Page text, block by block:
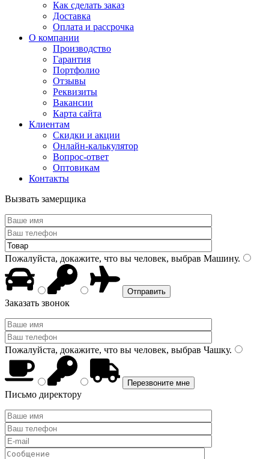
Как сделать заказ
Доставка
Оплата и рассрочка
О компании
Производство
Гарантия
Портфолио
Отзывы
Реквизиты
Вакансии
Карта сайта
Клиентам
Скидки и акции
Онлайн-калькулятор
Вопрос-ответ
Оптовикам
Контакты
Вызвать замерщика
Пожалуйста, докажите, что вы человек, выбрав Машину.
Заказать звонок
Пожалуйста, докажите, что вы человек, выбрав Чашку.
Письмо директору